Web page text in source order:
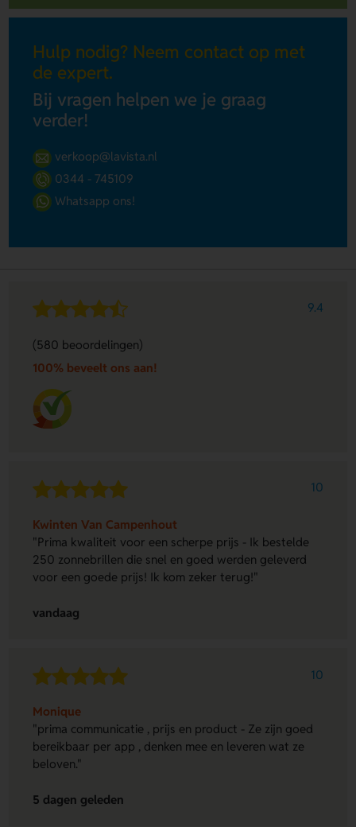
Hulp nodig? Neem contact op met
de expert.
Bij vragen helpen we je graag
verder!
verkoop@lavista.nl
0344 - 745109
Whatsapp ons!
9.4
(580 beoordelingen)
100% beveelt ons aan!
10
Kwinten Van Campenhout
"Prima kwaliteit voor een scherpe prijs - Ik bestelde
250 zonnebrillen die snel en goed werden geleverd
voor een goede prijs! Ik kom zeker terug!"
vandaag
10
Monique
"prima communicatie , prijs en product - Ze zijn goed
bereikbaar per app , denken mee en leveren wat ze
beloven."
5 dagen geleden